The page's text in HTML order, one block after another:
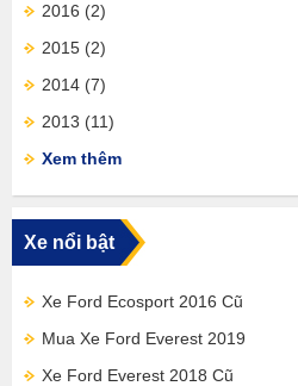
2016 (2)
2015 (2)
2014 (7)
2013 (11)
Xem thêm
Xe nổi bật
Xe Ford Ecosport 2016 Cũ
Mua Xe Ford Everest 2019
Xe Ford Everest 2018 Cũ